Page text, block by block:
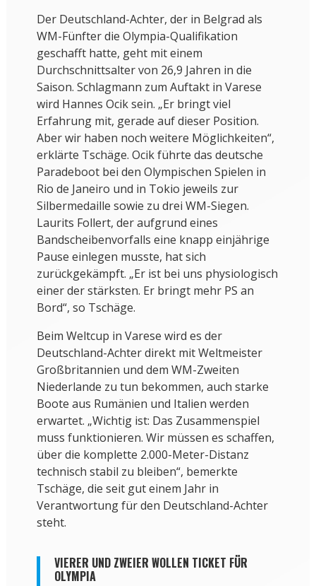
Der Deutschland-Achter, der in Belgrad als
WM-Fünfter die Olympia-Qualifikation
geschafft hatte, geht mit einem
Durchschnittsalter von 26,9 Jahren in die
Saison. Schlagmann zum Auftakt in Varese
wird Hannes Ocik sein. „Er bringt viel
Erfahrung mit, gerade auf dieser Position.
Aber wir haben noch weitere Möglichkeiten“,
erklärte Tschäge. Ocik führte das deutsche
Paradeboot bei den Olympischen Spielen in
Rio de Janeiro und in Tokio jeweils zur
Silbermedaille sowie zu drei WM-Siegen.
Laurits Follert, der aufgrund eines
Bandscheibenvorfalls eine knapp einjährige
Pause einlegen musste, hat sich
zurückgekämpft. „Er ist bei uns physiologisch
einer der stärksten. Er bringt mehr PS an
Bord“, so Tschäge.
Beim Weltcup in Varese wird es der
Deutschland-Achter direkt mit Weltmeister
Großbritannien und dem WM-Zweiten
Niederlande zu tun bekommen, auch starke
Boote aus Rumänien und Italien werden
erwartet. „Wichtig ist: Das Zusammenspiel
muss funktionieren. Wir müssen es schaffen,
über die komplette 2.000-Meter-Distanz
technisch stabil zu bleiben“, bemerkte
Tschäge, die seit gut einem Jahr in
Verantwortung für den Deutschland-Achter
steht.
VIERER UND ZWEIER WOLLEN TICKET FÜR
OLYMPIA